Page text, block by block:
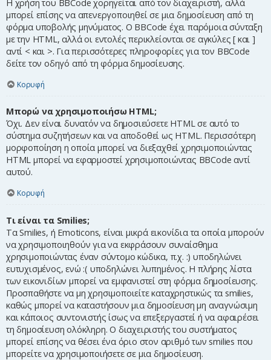
Η χρήση του BBCode χορηγείται από τον διαχειριστή, αλλά
μπορεί επίσης να απενεργοποιηθεί σε μια δημοσίευση από τη
φόρμα υποβολής μηνύματος. Ο BBCode έχει παρόμοια σύνταξη
με την HTML, αλλά οι εντολές περικλείονται σε αγκύλες [ και ]
αντί < και >. Για περισσότερες πληροφορίες για τον BBCode
δείτε τον οδηγό από τη φόρμα δημοσίευσης.
Κορυφή
Μπορώ να χρησιμοποιήσω HTML;
Όχι. Δεν είναι δυνατόν να δημοσιεύσετε HTML σε αυτό το
σύστημα συζητήσεων και να αποδοθεί ως HTML. Περισσότερη
μορφοποίηση η οποία μπορεί να διεξαχθεί χρησιμοποιώντας
HTML μπορεί να εφαρμοστεί χρησιμοποιώντας BBCode αντί
αυτού.
Κορυφή
Τι είναι τα Smilies;
Τα Smilies, ή Emoticons, είναι μικρά εικονίδια τα οποία μπορούν
να χρησιμοποιηθούν για να εκφράσουν συναίσθημα
χρησιμοποιώντας έναν σύντομο κώδικα, π.χ. :) υποδηλώνει
ευτυχισμένος, ενώ :( υποδηλώνει λυπημένος. Η πλήρης λίστα
των εικονιδίων μπορεί να εμφανιστεί στη φόρμα δημοσίευσης.
Προσπαθήστε να μη χρησιμοποιείτε καταχρηστικώς τα smilies,
καθώς μπορεί να καταστήσουν μια δημοσίευση μη αναγνώσιμη
και κάποιος συντονιστής ίσως να επεξεργαστεί ή να αφαιρέσει
τη δημοσίευση ολόκληρη. Ο διαχειριστής του συστήματος
μπορεί επίσης να θέσει ένα όριο στον αριθμό των smilies που
μπορείτε να χρησιμοποιήσετε σε μια δημοσίευση.